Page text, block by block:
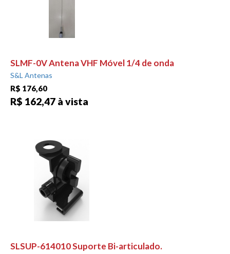
SLMF-0V Antena VHF Móvel 1/4 de onda
S&L Antenas
R$ 176,60
R$ 162,47 à vista
SLSUP-614010 Suporte Bi-articulado.